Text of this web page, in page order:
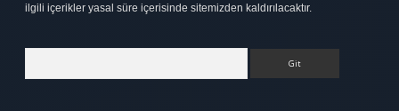
ilgili içerikler yasal süre içerisinde sitemizden kaldırılacaktır.